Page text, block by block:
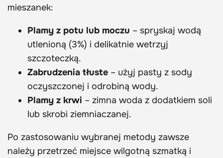
mieszanek:
Plamy z potu lub moczu – spryskaj wodą
utlenioną (3%) i delikatnie wetrzyj
szczoteczką.
Zabrudzenia tłuste – użyj pasty z sody
oczyszczonej i odrobiną wody.
Plamy z krwi – zimna woda z dodatkiem soli
lub skrobi ziemniaczanej.
Po zastosowaniu wybranej metody zawsze
należy przetrzeć miejsce wilgotną szmatką i